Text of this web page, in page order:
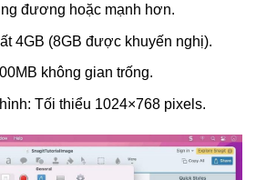
đương hoặc mạnh hơn.
4GB (8GB được khuyến nghị).
không gian trống.
Tối thiểu 1024×768 pixels.